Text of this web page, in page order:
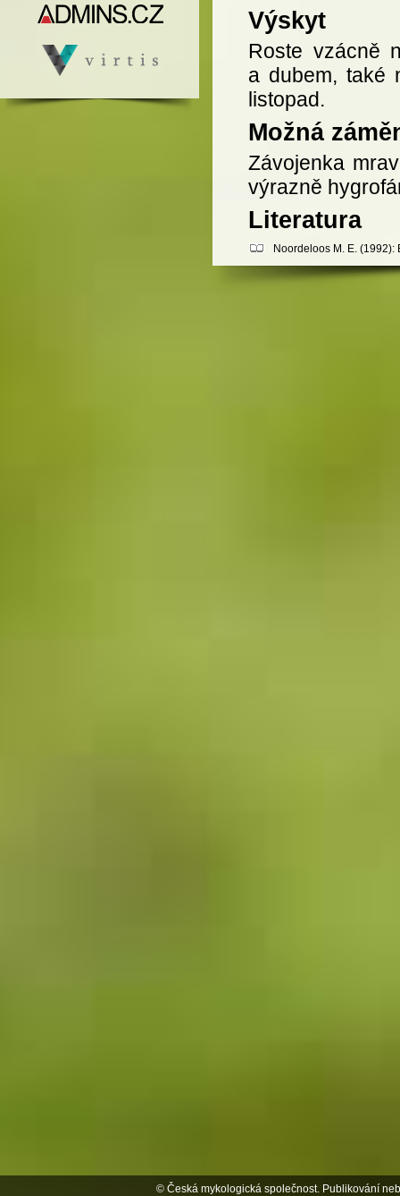
Výskyt
Roste vzácně
a dubem, také
listopad.
Možná
Závojenka
výrazně
Literatura
Noordeloos M. E. (1992):
© Česká mykologická společnost. Publikování